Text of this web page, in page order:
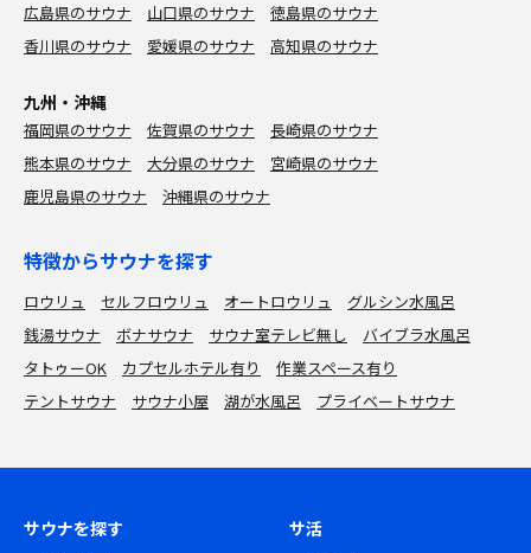
広島県のサウナ
山口県のサウナ
徳島県のサウナ
香川県のサウナ
愛媛県のサウナ 高知県のサウナ
九州・沖縄
福岡県のサウナ 佐賀県のサウナ
長崎県のサウナ
熊本県のサウナ
大分県のサウナ
宮崎県のサウナ
鹿児島県のサウナ
沖縄県のサウナ
特徴からサウナを探す
ロウリュ セルフロウリュ オートロウリュ
グルシン水風呂
銭湯サウナ
ボナサウナ サウナ室テレビ無し
バイブラ水風呂
タトゥーOK
カプセルホテル有り
作業スペース有り
テントサウナ
サウナ小屋 湖が水風呂 プライベートサウナ
サウナを探す サ活